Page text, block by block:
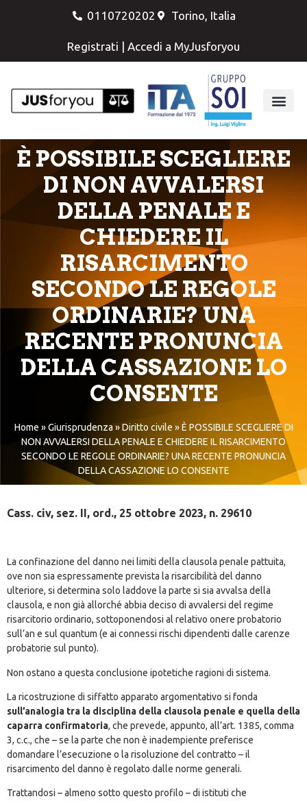
0110720202 Torino, Italia
Registrati | Accedi a MyJusforyou
È POSSIBILE SCEGLIERE
DI NON AVVALERSI
DELLA PENALE E
CHIEDERE IL
RISARCIMENTO
SECONDO LE REGOLE
ORDINARIE? UNA
RECENTE PRONUNCIA
DELLA CASSAZIONE LO
CONSENTE
Home »Giurisprudenza»Diritto civile »È POSSIBILE SCEGLIERE DI
NON AVVALERSI DELLA PENALE E CHIEDERE IL RISARCIMENTO
SECONDO LE REGOLE ORDINARIE? UNA RECENTE PRONUNCIA
DELLA CASSAZIONE LO CONSENTE
Cass. civ, sez. II, ord., 25 ottobre 2023, n. 29610
La confinazione del danno nei limiti della clausola penale pattuita,
ove non sia espressamente prevista la risarcibilità del danno
ulteriore, si determina solo laddove la parte si sia avvalsa della
clausola, e non già allorché abbia deciso di avvalersi del regime
risarcitorio ordinario, sottoponendosi al relativo onere probatorio
sull’an e sul quantum (e ai connessi rischi dipendenti dalle carenze
probatorie sul punto).
Non ostano a questa conclusione ipotetiche ragioni di sistema.
La ricostruzione di siffatto apparato argomentativo si fonda
sull’analogia tra la disciplina della clausola penale e quella della
caparra confirmatoria, che prevede, appunto, all’art. 1385, comma
3, c.c., che – se la parte che non è inadempiente preferisce
domandare l’esecuzione o la risoluzione del contratto – il
risarcimento del danno è regolato dalle norme generali.
Trattandosi – almeno sotto questo profilo – di istituti che